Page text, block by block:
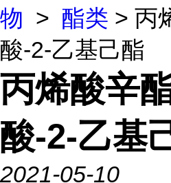
物 > 酯类 > 丙
酸-2-乙基己酯
丙烯酸辛
酸-2-乙基
2021-05-10